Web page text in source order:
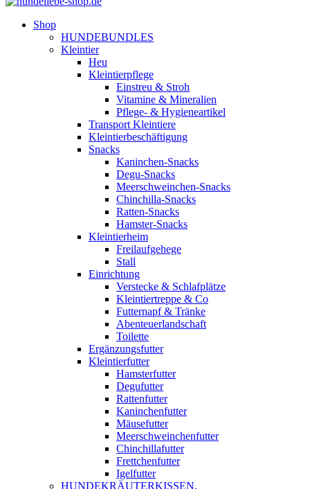
Shop
HUNDEBUNDLES
Kleintier
Heu
Kleintierpflege
Einstreu & Stroh
Vitamine & Mineralien
Pflege- & Hygieneartikel
Transport Kleintiere
Kleintierbeschäftigung
Snacks
Kaninchen-Snacks
Degu-Snacks
Meerschweinchen-Snacks
Chinchilla-Snacks
Ratten-Snacks
Hamster-Snacks
Kleintierheim
Freilaufgehege
Stall
Einrichtung
Verstecke & Schlafplätze
Kleintiertreppe & Co
Futternapf & Tränke
Abenteuerlandschaft
Toilette
Ergänzungsfutter
Kleintierfutter
Hamsterfutter
Degufutter
Rattenfutter
Kaninchenfutter
Mäusefutter
Meerschweinchenfutter
Chinchillafutter
Frettchenfutter
Igelfutter
HUNDEKRÄUTERKISSEN,